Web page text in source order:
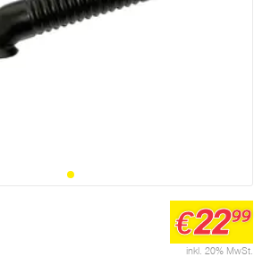
inkl. 20% MwSt.
€2299